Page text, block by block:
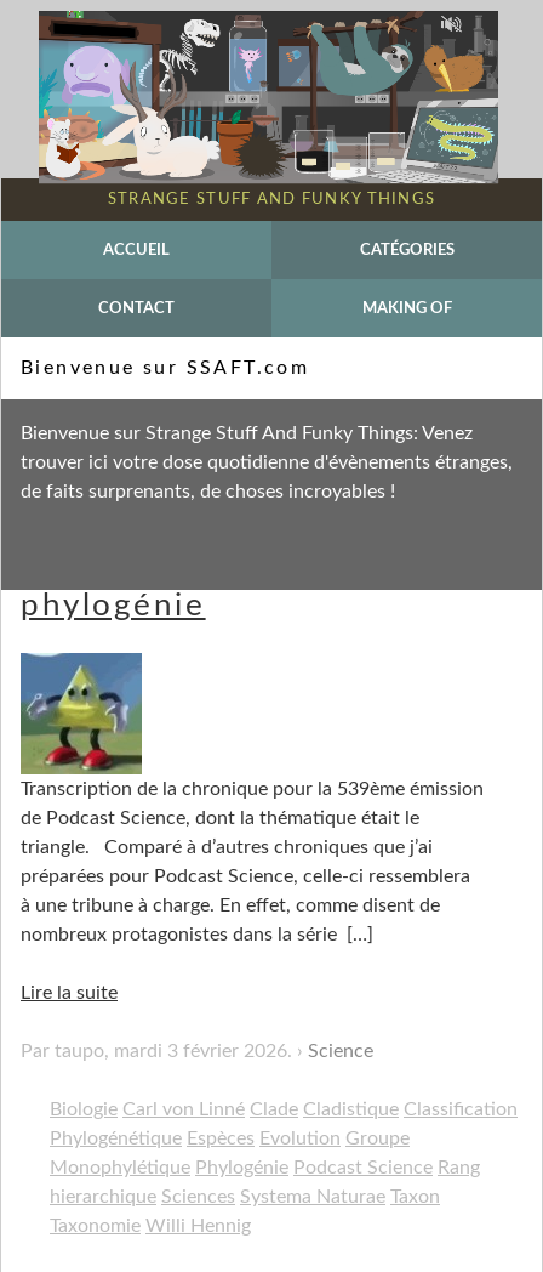
STRANGE STUFF AND FUNKY THINGS
ACCUEIL CATÉGORIES
CONTACT MAKING OF
Fil des commentaires
phylogénie
Transcription de la chronique pour la 539ème émission
de Podcast Science, dont la thématique était le
triangle. Comparé à d’autres chroniques que j’ai
préparées pour Podcast Science, celle-ci ressemblera
à une tribune à charge. En effet, comme disent de
nombreux protagonistes dans la série
[…]
Lire la suite
Par taupo, mardi 3 février 2026. Science
Biologie Carl von Linné Clade Cladistique Classification
Phylogénétique Espèces Evolution Groupe
Monophylétique Phylogénie Podcast Science Rang
hierarchique Sciences Systema Naturae Taxon
Taxonomie Willi Hennig
Bienvenue sur SSAFT.com
Bienvenue sur Strange Stuff And Funky Things: Venez
trouver ici votre dose quotidienne d'évènements étranges,
de faits surprenants, de choses incroyables !